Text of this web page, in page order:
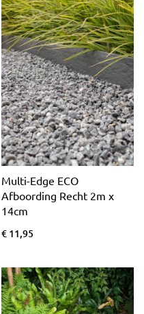
Multi-Edge ECO
Afboording Recht 2m x
14cm
€ 11,95